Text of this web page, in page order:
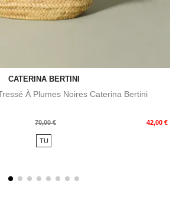
CATERINA BERTINI
À Plumes Noires Caterina Bertini
70,00 € 42,00 €
TU